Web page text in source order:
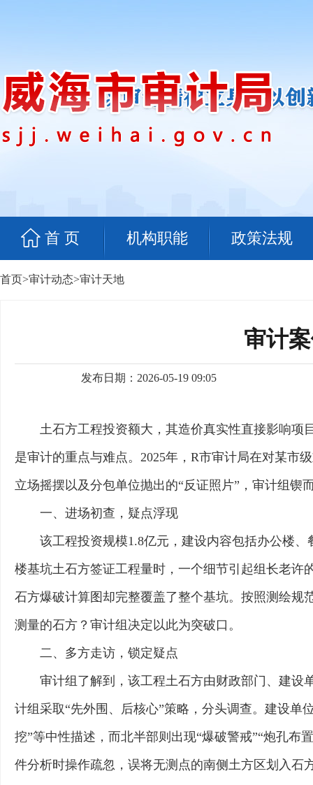
首 页 机构职能 政策法规
首页>审计动态>审计天地
审计
发布日期：2026-05-19 09:05
土石方工程投资额大，其造价真实性直接影响项
是审计的重点与难点。2025年，R市审计局在对某市
立场摇摆以及分包单位抛出的“反证照片”，审计组
一、进场初查，疑点浮现
该工程投资规模1.8亿元，建设内容包括办公楼
楼基坑土石方签证工程量时，一个细节引起组长老许
石方爆破计算图却完整覆盖了整个基坑。按照测绘
测量的石方？审计组决定以此为突破口。
二、多方走访，锁定疑点
审计组了解到，该工程土石方由财政部门、建设
计组采取“先外围、后核心”策略，分头调查。建设
挖”等中性描述，而北半部则出现“爆破警戒”“炮孔
件分析时操作疏忽，误将无测点的南侧土方区划入